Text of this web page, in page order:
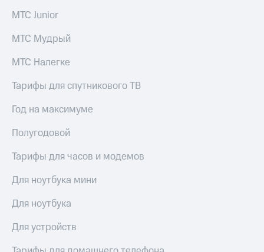
МТС Junior
МТС Мудрый
МТС Налегке
Тарифы для спутникового ТВ
Год на максимуме
Полугодовой
Тарифы для часов и модемов
Для ноутбука мини
Для ноутбука
Для устройств